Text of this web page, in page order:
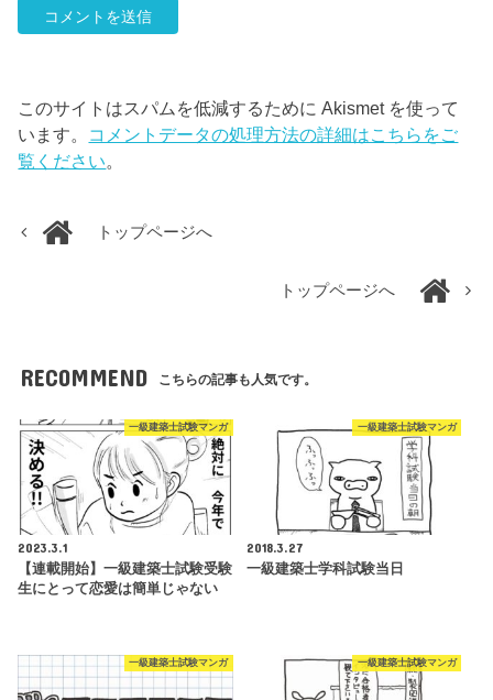
このサイトはスパムを低減するために Akismet を使って
います。 コメントデータの処理方法の詳細はこちらをご
覧ください。
トップページへ
トップページへ
RECOMMEND こちらの記事も人気です。
一級建築士試験マンガ
2023.3.1
【連載開始】一級建築士試験受験
生にとって恋愛は簡単じゃない
一級建築士試験マンガ
2018.3.27
一級建築士学科試験当日
一級建築士試験マンガ 一級建築士試験マンガ